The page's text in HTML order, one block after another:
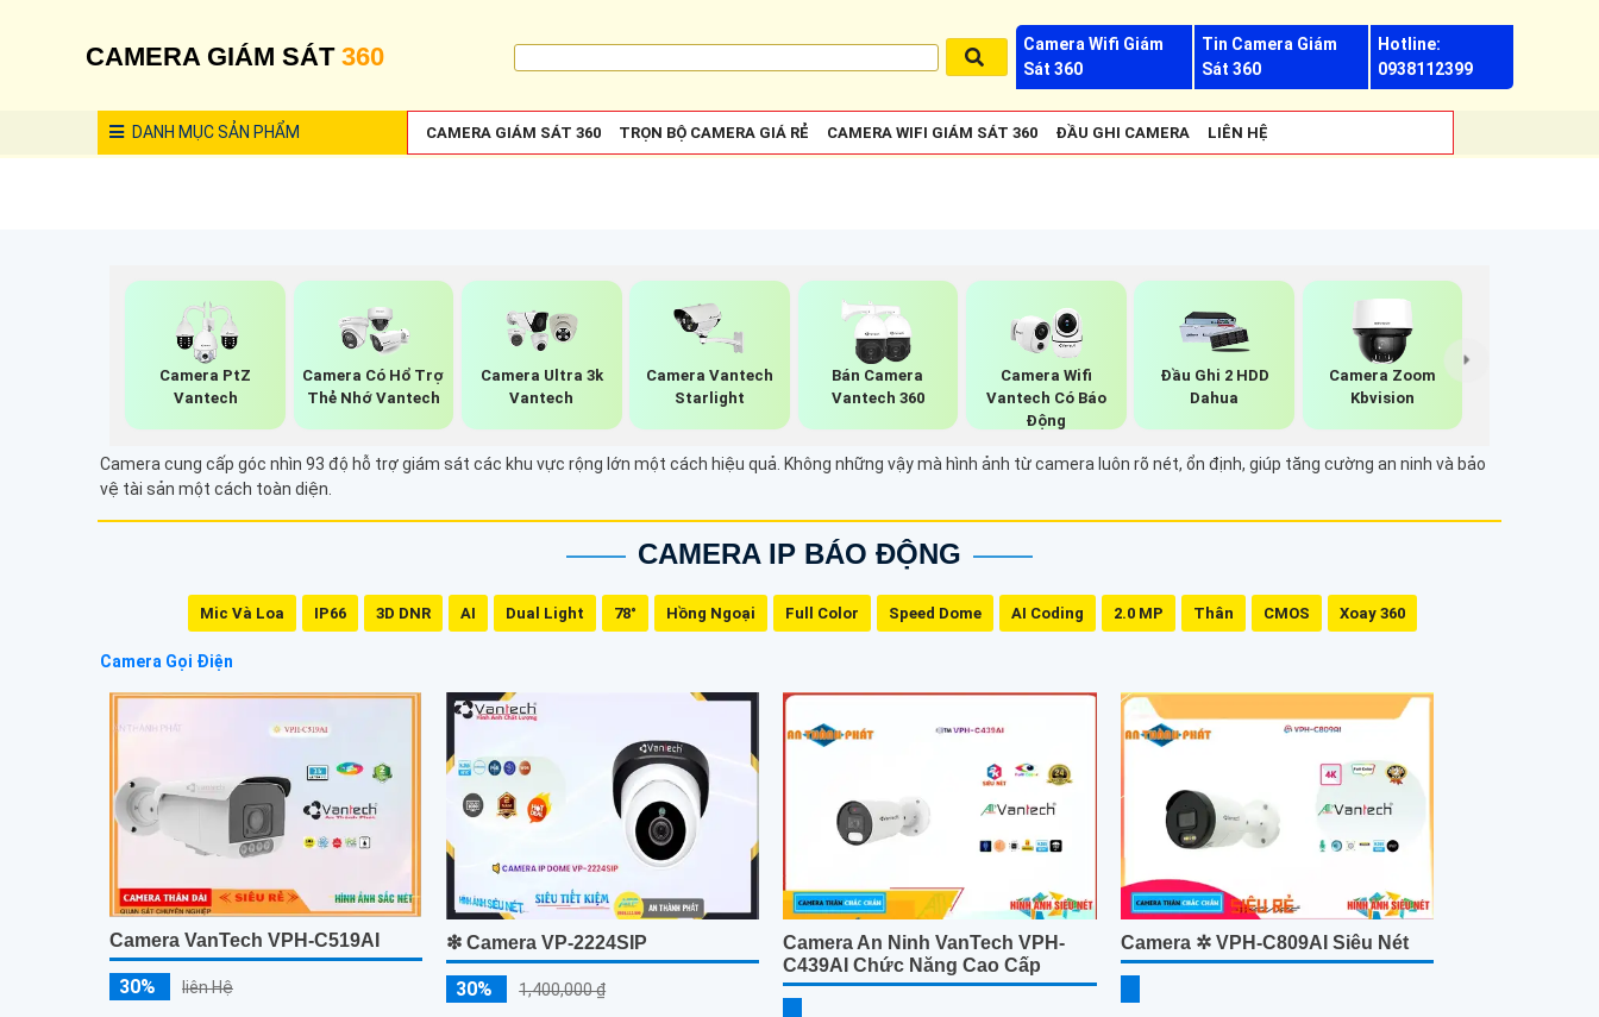
CAMERA GIÁM SÁT 360
Camera Wifi Giám
Sát 360
Tin Camera Giám
Sát 360
Hotline:
0938112399
DANH MỤCSẢN PHẨM CAMERA GIÁM SÁT 360 TRỌN BỘ CAMERA GIÁ RẺ CAMERA WIFI GIÁM SÁT 360 ĐẦU GHI CAMERA LIÊN HỆ
Camera PtZ
Vantech
Camera Có Hổ Trợ
Thẻ Nhớ Vantech
Camera Ultra 3k
Vantech
Camera Vantech
Starlight
Bán Camera
Vantech 360
Camera Wifi
Vantech Có Báo
Động
Đầu Ghi 2 HDD
Dahua
Camera Zoom
Kbvision
Camera cung cấp góc nhìn 93 độ hỗ trợ giám sát các khu vực rộng lớn một cách hiệu quả. Không những vậy mà hình ảnh từ camera luôn rõ nét, ổn định, giúp tăng cường an ninh và bảo
vệ tài sản một cách toàn diện.
CAMERA IP BÁO ĐỘNG
Mic Và Loa IP66 3D DNR AI Dual Light 78° Hồng Ngoại Full Color Speed Dome AI Coding 2.0 MP Thân CMOS Xoay 360
Camera Gọi Điện
Camera VanTech VPH-C519AI
30% liên Hệ
❇ Camera VP-2224SIP
30% 1,400,000 ₫
Camera An Ninh VanTech VPH-
C439AI Chức Năng Cao Cấp
Camera ✲ VPH-C809AI Siêu Nét